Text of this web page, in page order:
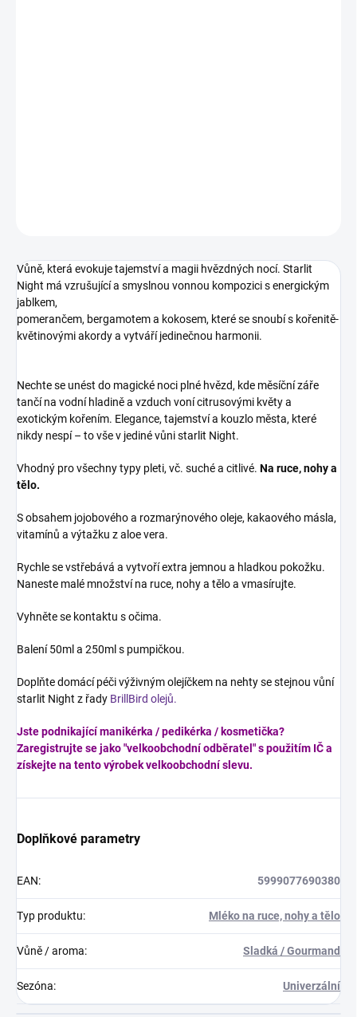
Vůně, která evokuje tajemství a magii hvězdných nocí. Starlit
Night má vzrušující a smyslnou vonnou kompozici s energickým
jablkem,
pomerančem, bergamotem a kokosem, které se snoubí s kořenitě-
květinovými akordya vytváří jedinečnou harmonii.
Nechte se unést do magické noci plné hvězd, kde měsíční záře
tančí na vodní hladině a vzduch voní citrusovými květy a
exotickým kořením. Elegance, tajemství a kouzlo města, které
nikdy nespí – to vše v jediné vůni starlit Night.
Vhodný pro všechny typy pleti, vč. suché a citlivé. Na ruce, nohy a
tělo.
S obsahem jojobového a rozmarýnového oleje, kakaového másla,
vitamínů a výtažku z aloe vera.
Rychle se vstřebává a vytvoří extra jemnou a hladkou pokožku.
Naneste malé množství na ruce, nohy a tělo a vmasírujte.
Vyhněte se kontaktu s očima.
Balení 50ml a 250ml s pumpičkou.
Doplňte domácí péči výživným olejíčkem na nehty se stejnou vůní
starlit Night z řady BrillBird olejů.
Jste podnikající manikérka / pedikérka / kosmetička?
Zaregistrujte se jako "velkoobchodní odběratel" s použitím IČ a
získejte na tento výrobek velkoobchodní slevu.
Doplňkové parametry
EAN: 5999077690380
Typ produktu: Mléko na ruce, nohy a tělo
Vůně / aroma: Sladká / Gourmand
Sezóna: Univerzální